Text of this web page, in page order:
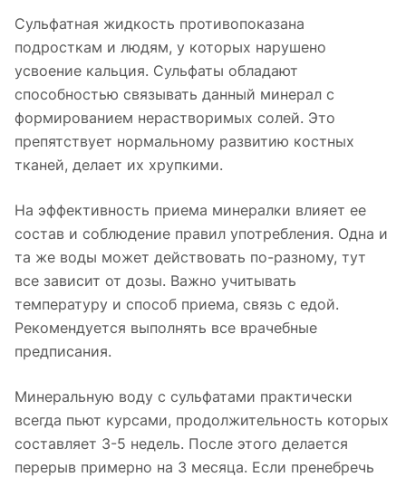
Сульфатная жидкость противопоказана
подросткам и людям, у которых нарушено
усвоение кальция. Сульфаты обладают
способностью связывать данный минерал с
формированием нерастворимых солей. Это
препятствует нормальному развитию костных
тканей, делает их хрупкими.
На эффективность приема минералки влияет ее
состав и соблюдение правил употребления. Одна и
та же воды может действовать по-разному, тут
все зависит от дозы. Важно учитывать
температуру и способ приема, связь с едой.
Рекомендуется выполнять все врачебные
предписания.
Минеральную воду с сульфатами практически
всегда пьют курсами, продолжительность которых
составляет 3-5 недель. После этого делается
перерыв примерно на 3 месяца. Если пренебречь